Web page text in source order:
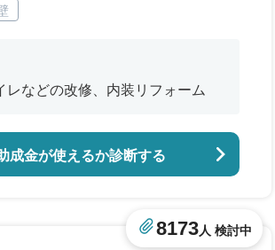
などの改修、内装リフォーム
成金が使えるか診断する
8173人 検討中